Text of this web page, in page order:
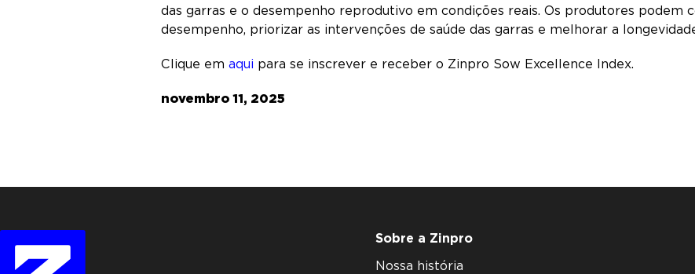
das garras e o desempenho reprodutivo em condições reais. Os produtores podem
desempenho, priorizar as intervenções de saúde das garras e melhorar a
Clique em aqui para se inscrever e receber o Zinpro Sow Excellence Index.
novembro 11, 2025
Sobre a Zinpro
Nossa história